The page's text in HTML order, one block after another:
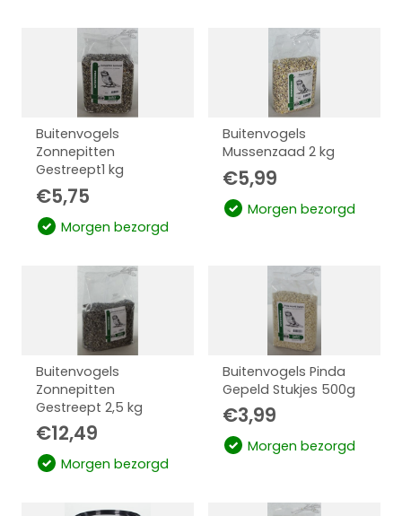
Buitenvogels
Zonnepitten
Gestreept1 kg
€5,75
Morgen bezorgd
Buitenvogels
Mussenzaad 2 kg
€5,99
Morgen bezorgd
Buitenvogels
Zonnepitten
Gestreept 2,5 kg
€12,49
Morgen bezorgd
Buitenvogels Pinda
Gepeld Stukjes 500g
€3,99
Morgen bezorgd